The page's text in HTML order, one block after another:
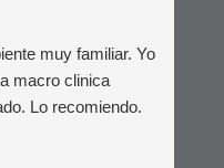
muy familiar. Yo
macro clinica
Lo recomiendo.